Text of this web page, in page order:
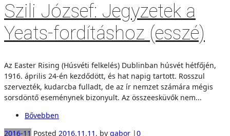
Szili József: Jegyzetek a
Yeats-fordításhoz (esszé)
Az Easter Rising (Húsvéti felkelés) Dublinban húsvét hétfőjén,
1916. április 24-én kezdődött, és hat napig tartott. Rosszul
szervezték, kudarcba fulladt, de az ír nemzet számára mégis
sorsdöntő eseménynek bizonyult. Az összeesküvők nem...
Bővebben
2016-11 Posted 2016.11.11. by gabor |0